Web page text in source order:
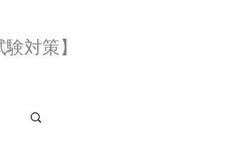
対策】